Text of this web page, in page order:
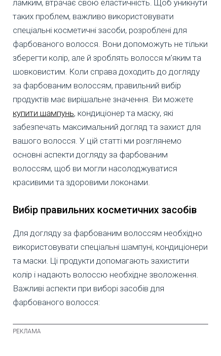
ламким, втрачає свою еластичність. Щоб уникнути
таких проблем, важливо використовувати
спеціальні косметичні засоби, розроблені для
фарбованого волосся. Вони допоможуть не тільки
зберегти колір, але й зроблять волосся м'яким та
шовковистим. Коли справа доходить до догляду
за фарбованим волоссям, правильний вибір
продуктів має вирішальне значення. Ви можете
купити шампунь, кондиціонер та маску, які
забезпечать максимальний догляд та захист для
вашого волосся. У цій статті ми розглянемо
основні аспекти догляду за фарбованим
волоссям, щоб ви могли насолоджуватися
красивими та здоровими локонами.
Вибір правильних косметичних засобів
Для догляду за фарбованим волоссям необхідно
використовувати спеціальні шампуні, кондиціонери
та маски. Ці продукти допомагають захистити
колір і надають волоссю необхідне зволоження.
Важливі аспекти при виборі засобів для
фарбованого волосся: